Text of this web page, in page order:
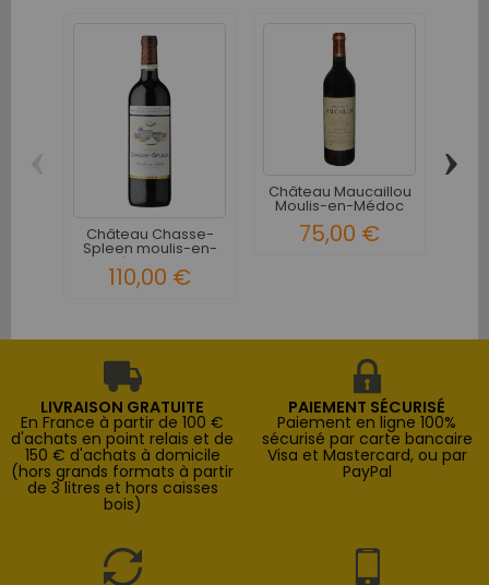
Château Chasse-
Spleen moulis-en-
Médoc Cru...
110,00 €
Château Maucaillou
Moulis-en-Médoc
Rouge 1994
75,00 €
›
LIVRAISON GRATUITE
En France à partir de 100 €
d'achats en point relais et de
150 € d'achats à domicile
(hors grands formats à partir
de 3 litres et hors caisses
bois)
PAIEMENT SÉCURISÉ
Paiement en ligne 100%
sécurisé par carte bancaire
Visa et Mastercard, ou par
PayPal